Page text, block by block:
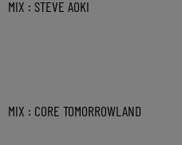
MIX : STEVE AOKI
MIX : CORE TOMORROWLAND